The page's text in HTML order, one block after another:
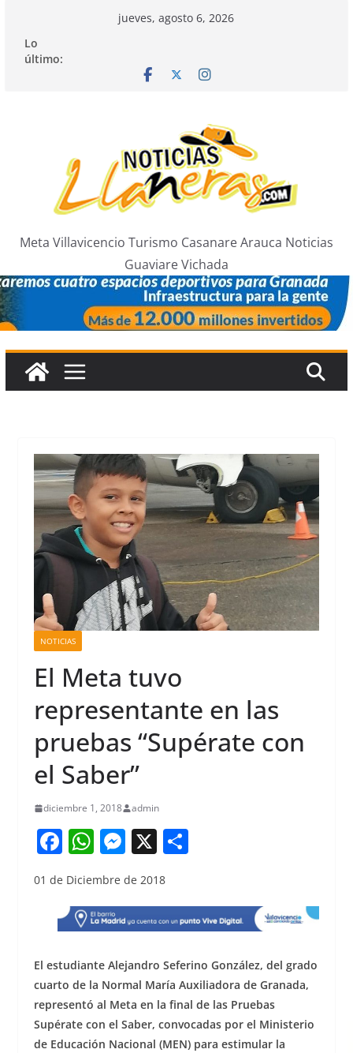
contenido
jueves, agosto 6, 2026
Lo
último:
Meta Villavicencio Turismo Casanare Arauca Noticias
Guaviare Vichada
NOTICIAS
El Meta tuvo
representante en las
pruebas “Supérate con
el Saber”
diciembre 1, 2018 admin
F
a
c
e
b
o
o
k
W
h
at
s
A
p
p
M
e
ss
e
n
g
er
X S
e
01 de Diciembre de 2018
El estudiante Alejandro Seferino González, del grado
cuarto de la Normal María Auxiliadora de Granada,
representó al Meta en la final de las Pruebas
Supérate con el Saber, convocadas por el Ministerio
de Educación Nacional (MEN) para estimular la